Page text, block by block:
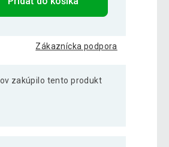
Zákaznícka podpora
zakúpilo tento produkt